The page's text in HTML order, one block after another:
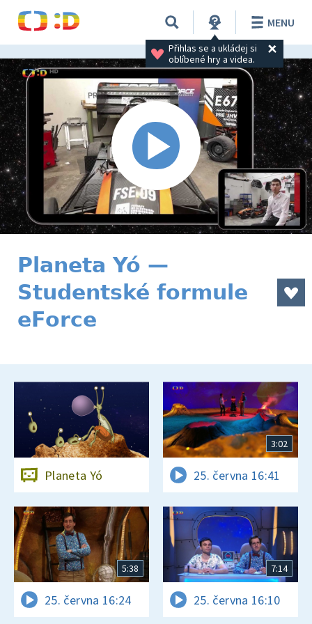
Přihlas se a ukládej si
oblíbené hry a videa.
MENU
Planeta Yó —
Studentské formule
eForce
Planeta Yó
3:02
25. června 16:41
5:38
25. června 16:24
7:14
25. června 16:10